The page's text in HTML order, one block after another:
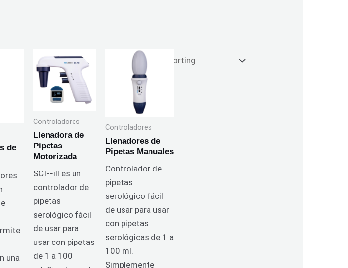
de
una
Controladores
Llenadora de
Pipetas
Motorizada
SCI-Fill es un
controlador de
pipetas
serológico fácil
de usar para
usar con pipetas
de 1 a 100
Controladores
Llenadores de
Pipetas Manuales
Controlador de
pipetas
serológico fácil
de usar para usar
con pipetas
serológicas de 1 a
100 ml.
Simplemente